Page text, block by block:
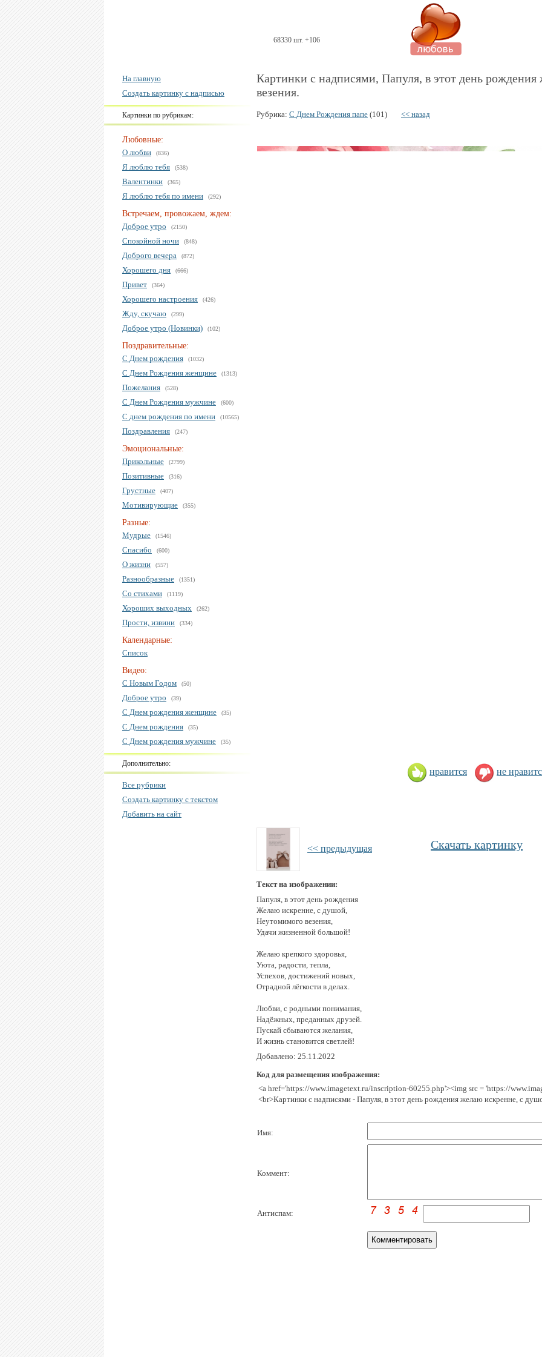
68330 шт. +106
На главную
Создать картинку с надписью
Картинки по рубрикам:
Любовные:
О любви
(836)
Я люблю тебя (538)
Валентинки (365)
Я люблю тебя по имени (292)
Встречаем, провожаем, ждем:
Доброе утро
(2150)
Спокойной ночи (848)
Доброго вечера (872)
Хорошего дня (666)
Привет (364)
Хорошего настроения (426)
Жду, скучаю (299)
Доброе утро (Новинки) (102)
Поздравительные:
С Днем рождения
(1032)
С Днем Рождения женщине (1313)
Пожелания (528)
С Днем Рождения мужчине (600)
С днем рождения по имени (10565)
Поздравления (247)
Эмоциональные:
Прикольные
(2799)
Позитивные (316)
Грустные (407)
Мотивирующие (355)
Разные:
Мудрые
(1546)
Спасибо (600)
О жизни (557)
Разнообразные (1351)
Со стихами (1119)
Хороших выходных (262)
Прости, извини (334)
Календарные:
Список
Видео:
С Новым Годом
(50)
Доброе утро (39)
С Днем рождения женщине (35)
С Днем рождения (35)
С Днем рождения мужчине (35)
Дополнительно:
Все рубрики
Создать картинку с текстом
Добавить на сайт
Картинки с надписями, Папуля, в этот день
везения.
Рубрика: С Днем Рождения папе (101) << назад
нравится не
<< предыдущая Скачать картинку
Текст на изображении:
Папуля, в этот день рождения
Желаю искренне, с душой,
Неутомимого везения,
Удачи жизненной большой!
Желаю крепкого здоровья,
Уюта, радости, тепла,
Успехов, достижений новых,
Отрадной лёгкости в делах.
Любви, с родными понимания,
Надёжных, преданных друзей.
Пускай сбываются желания,
И жизнь становится светлей!
Добавлено: 25.11.2022
Код для размещения изображения:
<a href='https://www.imagetext.ru/inscription-60255.php'><img src = 'https://
<br>Картинки с надписями - Папуля, в этот день рождения желаю искренне, с
Имя:
Коммент:
Антиспам: